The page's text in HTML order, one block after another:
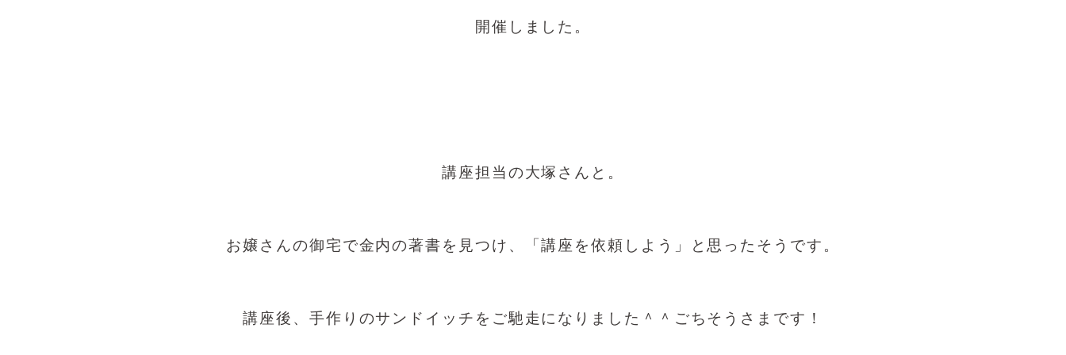
開催しました。
講座担当の大塚さんと。
お嬢さんの御宅で金内の著書を見つけ、「講座を依頼しよう」と思ったそうです。
講座後、手作りのサンドイッチをご馳走になりました＾＾ごちそうさまです！